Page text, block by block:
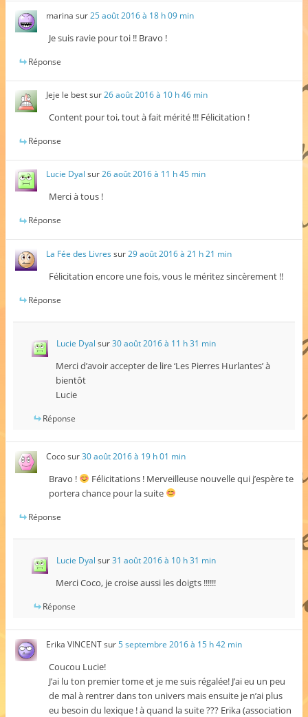
marina sur25 août 2016 à 18 h 09 min
Je suis ravie pour toi !! Bravo !
Réponse
Jeje le bestsur26 août 2016 à 10 h 46 min
Content pour toi, tout à fait mérité !!! Félicitation !
Réponse
Lucie Dyal sur26 août 2016 à 11 h 45 min
Merci à tous !
Réponse
La Fée des Livres sur29 août 2016 à 21 h 21 min
Félicitation encore une fois, vous le méritez sincèrement !!
Réponse
Lucie Dyal sur30 août 2016 à 11 h 31 min
Merci d’avoir accepter de lire ‘Les Pierres Hurlantes’ à
bientôt
Lucie
Réponse
Cocosur30 août 2016 à 19 h 01 min
Bravo !
Félicitations ! Merveilleuse nouvelle qui j’espère te
portera chance pour la suite
Réponse
Lucie Dyal sur31 août 2016 à 10 h 31 min
Merci Coco, je croise aussi les doigts !!!!!!
Réponse
Erika VINCENTsur5 septembre 2016 à 15 h 42 min
Coucou Lucie!
J’ai lu ton premier tome et je me suis régalée! J’ai eu un peu
de mal à rentrer dans ton univers mais ensuite je n’ai plus
eu besoin du lexique ! à quand la suite ??? Erika (association